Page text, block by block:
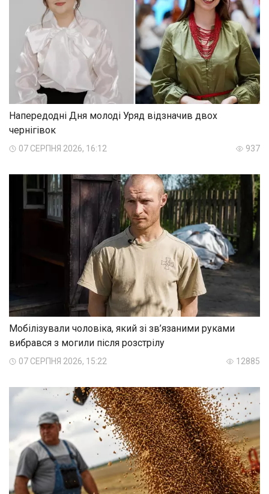
Напередодні Дня молоді Уряд відзначив двох
чернігівок
07 СЕРПНЯ 2026, 16:12 937
Мобілізували чоловіка, який зі зв’язаними руками
вибрався з могили після розстрілу
07 СЕРПНЯ 2026, 15:22 12885